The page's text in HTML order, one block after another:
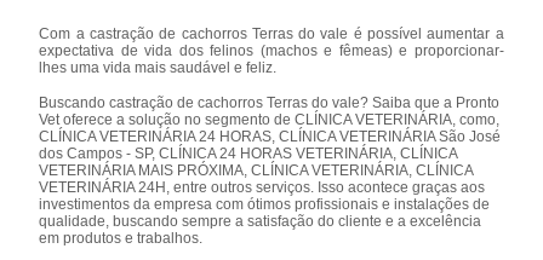
Com a castração de cachorros Terras do vale é possível aumentar a
expectativa de vida dos felinos (machos e fêmeas) e proporcionar-
lhes uma vida mais saudável e feliz.
Buscando castração de cachorros Terras do vale? Saiba que a Pronto
Vet oferece a solução no segmento de CLÍNICA VETERINÁRIA, como,
CLÍNICA VETERINÁRIA 24 HORAS, CLÍNICA VETERINÁRIA São José
dos Campos - SP, CLÍNICA 24 HORAS VETERINÁRIA, CLÍNICA
VETERINÁRIA MAIS PRÓXIMA, CLÍNICA VETERINÁRIA, CLÍNICA
VETERINÁRIA 24H, entre outros serviços. Isso acontece graças aos
investimentos da empresa com ótimos profissionais e instalações de
qualidade, buscando sempre a satisfação do cliente e a excelência
em produtos e trabalhos.